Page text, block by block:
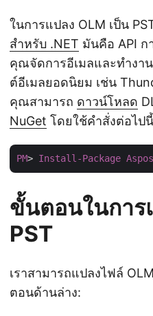
ในการแปลง OLM เป็น
สำหรับ .NET มันคือ API ก
คุณจัดการอีเมลและทำงา
ต์อีเมลยอดนิยม เช่น
คุณสามารถ ดาวน์โหลด
NuGet โดยใช้คำสั่งต่อไปนี้
PM> Install-Package
ขั้นตอนในการ
PST
เราสามารถแปลงไฟล์
ตอนด้านล่าง: